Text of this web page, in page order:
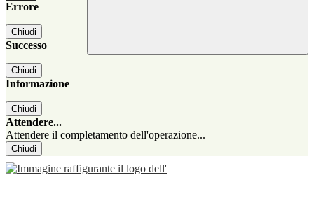
Errore
Chiudi
Successo
Chiudi
Informazione
Chiudi
Attendere...
Attendere il completamento dell'operazione...
Chiudi